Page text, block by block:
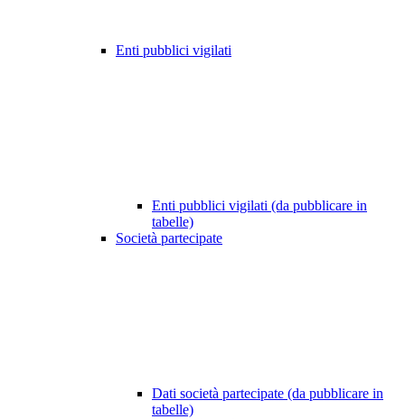
Enti pubblici vigilati
Enti pubblici vigilati (da pubblicare in
tabelle)
Società partecipate
Dati società partecipate (da pubblicare in
tabelle)